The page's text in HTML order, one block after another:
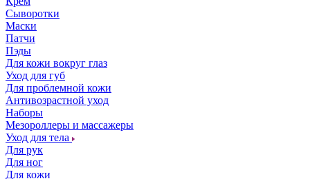
Сыворотки
Маски
Патчи
Пэды
Для кожи вокруг глаз
Уход для губ
Для проблемной кожи
Антивозрастной уход
Наборы
Мезороллеры и массажеры
Уход для тела
Для рук
Для ног
Для кожи